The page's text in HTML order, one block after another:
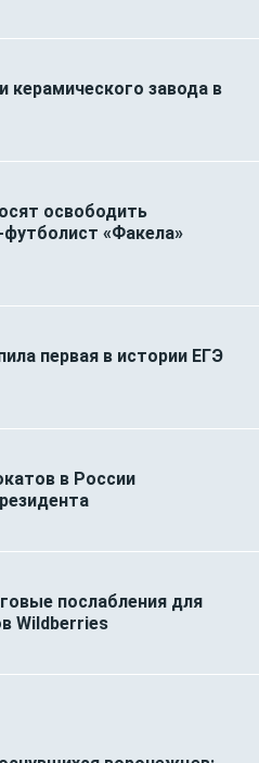
керамического завода в
освободить
«Факела»
первая в истории ЕГЭ
в России
послабления для
Wildberries